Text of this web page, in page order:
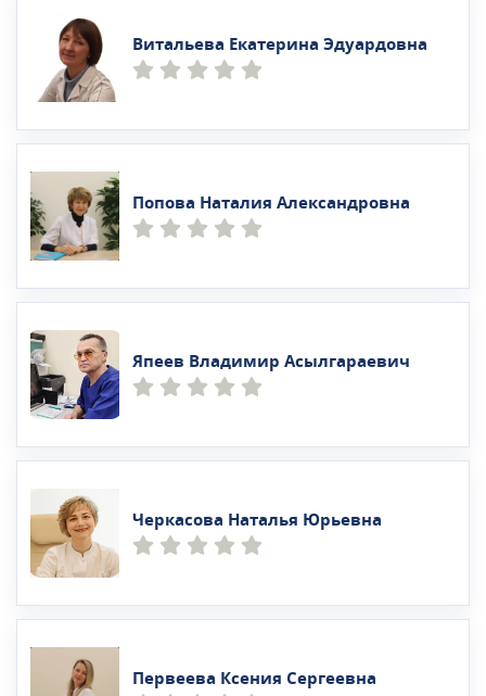
Витальева Екатерина Эдуардовна
Попова Наталия Александровна
Япеев Владимир Асылгараевич
Черкасова Наталья Юрьевна
Первеева Ксения Сергеевна